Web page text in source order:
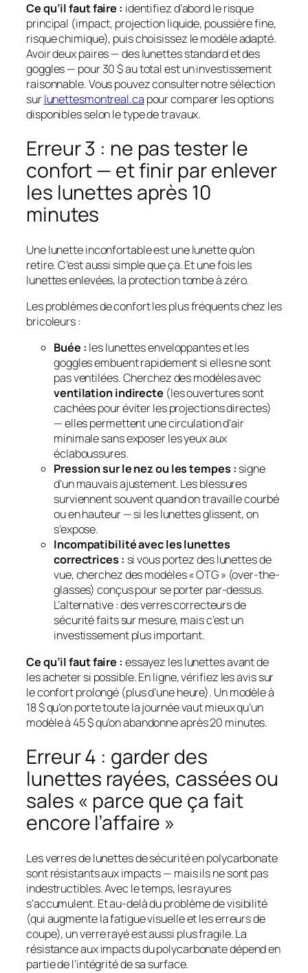
Ce qu’il faut faire : identifiez d’abord le risque
principal (impact, projection liquide, poussière fine,
risque chimique), puis choisissez le modèle adapté.
Avoir deux paires — des lunettes standard et des
goggles — pour 30 $ au total est un investissement
raisonnable. Vous pouvez consulter notre sélection
surlunettesmontreal.ca pour comparer les options
disponibles selon le type de travaux.
Erreur 3 : ne pas tester le
confort — et finir par enlever
les lunettes après 10
minutes
Une lunette inconfortable est une lunette qu’on
retire. C’est aussi simple que ça. Et une fois les
lunettes enlevées, la protection tombe à zéro.
Les problèmes de confort les plus fréquents chez les
bricoleurs :
Buée : les lunettes enveloppantes et les
goggles embuent rapidement si elles ne sont
pas ventilées. Cherchez des modèles avec
ventilation indirecte (les ouvertures sont
cachées pour éviter les projections directes)
— elles permettent une circulation d’air
minimale sans exposer les yeux aux
éclaboussures.
Pression sur le nez ou les tempes : signe
d’un mauvais ajustement. Les blessures
surviennent souvent quand on travaille courbé
ou en hauteur — si les lunettes glissent, on
s’expose.
Incompatibilité avec les lunettes
correctrices : si vous portez des lunettes de
vue, cherchez des modèles « OTG » (over-the-
glasses) conçus pour se porter par-dessus.
L’alternative : des verres correcteurs de
sécurité faits sur mesure, mais c’est un
investissement plus important.
Ce qu’il faut faire : essayez les lunettes avant de
les acheter si possible. En ligne, vérifiez les avis sur
le confort prolongé (plus d’une heure). Un modèle à
18 $ qu’on porte toute la journée vaut mieux qu’un
modèle à 45 $ qu’on abandonne après 20 minutes.
Erreur 4 : garder des
lunettes rayées, cassées ou
sales « parce que ça fait
encore l’affaire »
Les verres de lunettes de sécurité en polycarbonate
sont résistants aux impacts — mais ils ne sont pas
indestructibles. Avec le temps, les rayures
s’accumulent. Et au-delà du problème de visibilité
(qui augmente la fatigue visuelle et les erreurs de
coupe), un verre rayé est aussi plus fragile. La
résistance aux impacts du polycarbonate dépend en
partie de l’intégrité de sa surface.